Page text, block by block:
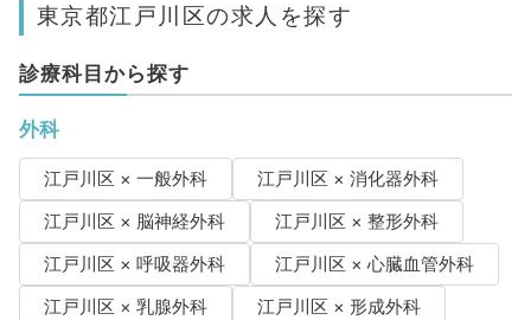
東京都江戸川区の求人を探す
診療科目から探す
外科
江戸川区 × 一般外科
江戸川区 × 消化器外科
江戸川区 × 脳神経外科
江戸川区 × 整形外科
江戸川区 × 呼吸器外科
江戸川区 × 心臓血管外科
江戸川区 × 乳腺外科
江戸川区 × 形成外科